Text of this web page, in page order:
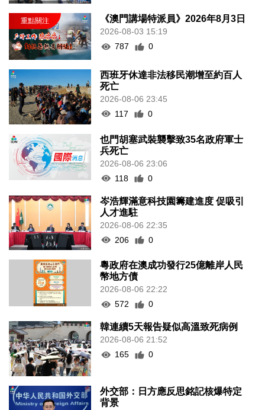
《澳門講場特派員》2026年8月3日
2026-08-03 15:19
787
0
西班牙休達非法移民潮增至約百人
死亡
2026-08-06 23:45
117
0
也門胡塞武裝襲擊致35名政府軍士
兵死亡
2026-08-06 23:06
118
0
岑浩輝滿意科技園籌建進度 促吸引
人才進駐
2026-08-06 22:35
206
0
粵政府在澳成功發行25億離岸人民
幣地方債
2026-08-06 22:22
572
0
韓連續5天報告疑似高溫致死病例
2026-08-06 21:52
165
0
外交部：日方應反思銘記核爆特定
背景